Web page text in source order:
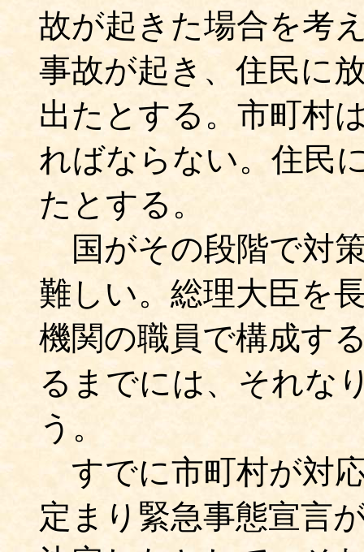
故が起きた場合を考
事故が起き、住民に
出たとする。市町村
ればならない。住民
たとする。
国がその段階で対
難しい。総理大臣を
機関の職員で構成す
るまでには、それな
う。
すでに市町村が対
定まり緊急事態宣言